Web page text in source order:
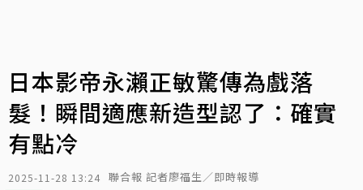
日本影帝永瀨正敏驚傳為戲落
髮！瞬間適應新造型認了：確實
有點冷
2025-11-28 13:24 聯合報 記者廖福生／即時報導